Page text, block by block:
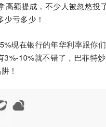
高额提成，不少人被忽悠
亏多少！
现在银行的年华利率跟你
3%-10%就不错了，巴菲特
！